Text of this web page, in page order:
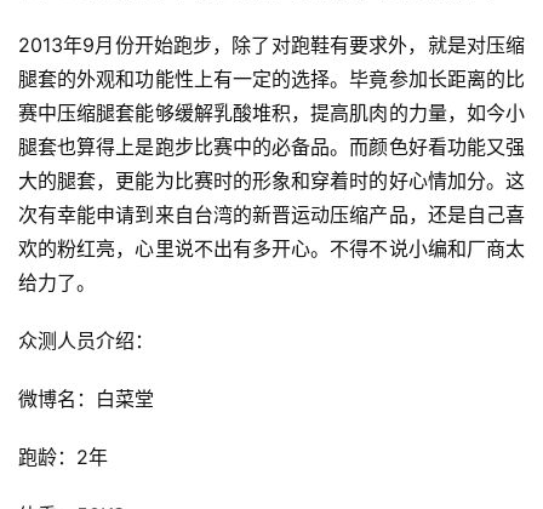
2013年9月份开始跑步，除了对跑鞋有要求外，就是对压缩
腿套的外观和功能性上有一定的选择。毕竟参加长距离的比
赛中压缩腿套能够缓解乳酸堆积，提高肌肉的力量，如今小
腿套也算得上是跑步比赛中的必备品。而颜色好看功能又强
大的腿套，更能为比赛时的形象和穿着时的好心情加分。这
次有幸能申请到来自台湾的新晋运动压缩产品，还是自己喜
欢的粉红亮，心里说不出有多开心。不得不说小编和厂商太
给力了。
众测人员介绍：
微博名：白菜堂
跑龄：2年